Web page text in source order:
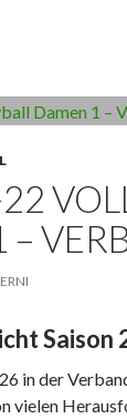
–
Saison
in der
vielen